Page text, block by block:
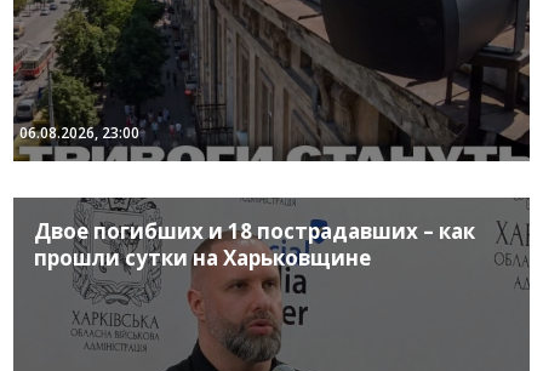
06.08.2026, 23:00
Двое погибших и 18 пострадавших – как
прошли сутки на Харьковщине